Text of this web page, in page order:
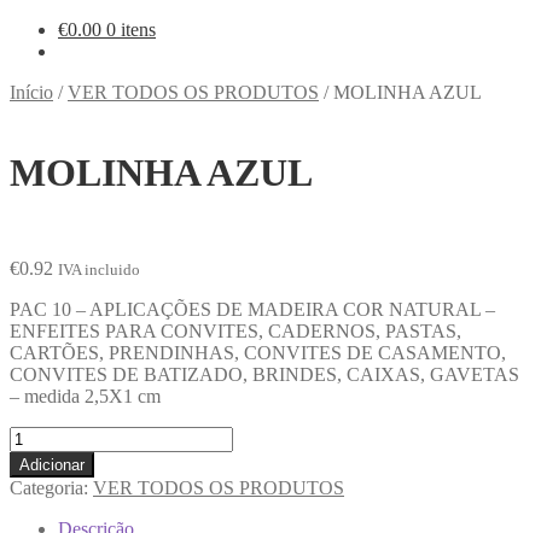
€0.00 0 itens
Início /VER TODOS OS PRODUTOS /MOLINHA AZUL
MOLINHA AZUL
€0.92 IVA incluido
PAC 10 – APLICAÇÕES DE MADEIRA COR NATURAL –
ENFEITES PARA CONVITES, CADERNOS, PASTAS,
CARTÕES, PRENDINHAS, CONVITES DE CASAMENTO,
CONVITES DE BATIZADO, BRINDES, CAIXAS, GAVETAS
– medida 2,5X1 cm
Adicionar
Categoria: VER TODOS OS PRODUTOS
Descrição